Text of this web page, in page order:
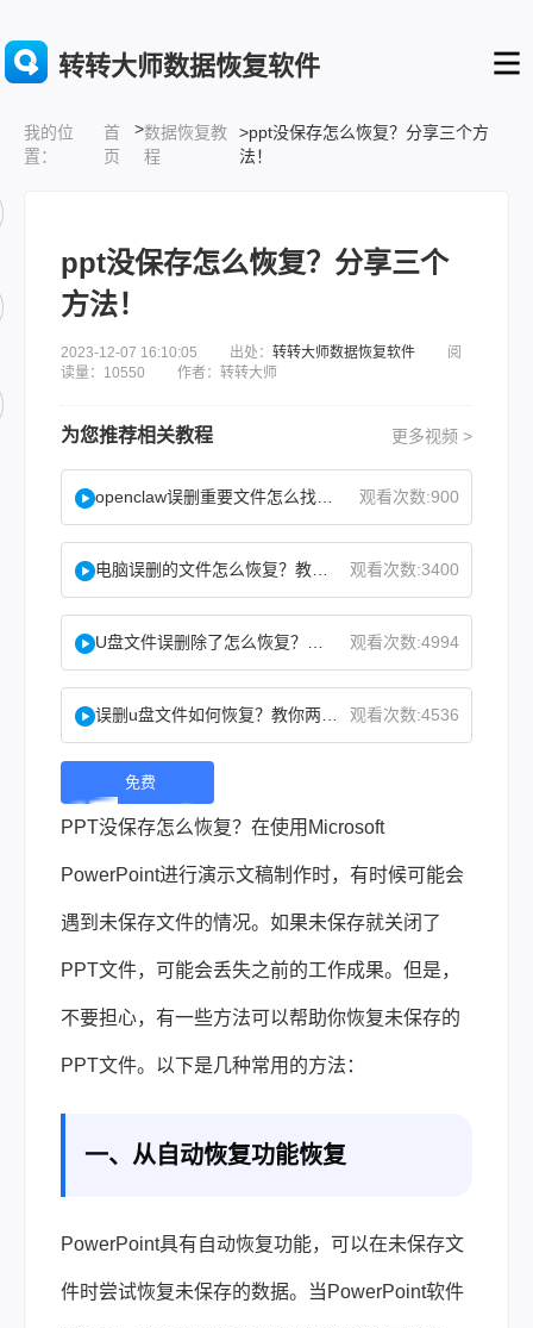
转转大师数据恢复软件
我的位
置：
首
页
>数据恢复教
程
>ppt没保存怎么恢复？分享三个方
法！
ppt没保存怎么恢复？分享三个
方法！
2023-12-07 16:10:05 出处： 转转大师数据恢复软件 阅
读量：10550 作者：转转大师
为您推荐相关教程 更多视频 >
观看次数:900
观看次数:3400
观看次数:4994
观看次数:4536
免费
下
载 |
PPT没保存怎么恢复？ 在使用Microsoft
PowerPoint进行演示文稿制作时，有时候可能会
遇到未保存文件的情况。如果未保存就关闭了
PPT文件，可能会丢失之前的工作成果。但是，
不要担心，有一些方法可以帮助你恢复未保存的
PPT文件。以下是几种常用的方法：
一、从自动恢复功能恢复
PowerPoint具有自动恢复功能，可以在未保存文
件时尝试恢复未保存的数据。当PowerPoint软件